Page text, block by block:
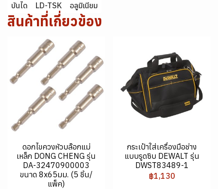
บันได LD-TSK อลูมิเนียม
สินค้าที่เกี่ยวข้อง
ดอกไขควงหัวบล๊อกแม่
เหล็ก DONG CHENG รุ่น
DA-32470900003
ขนาด 8x65มม. (5 ชิ้น/
แพ็ค)
กระเป๋าใส่เครื่องมือช่าง
แบบรูดซิบ DEWALT รุ่น
DWST83489-1
฿1,130